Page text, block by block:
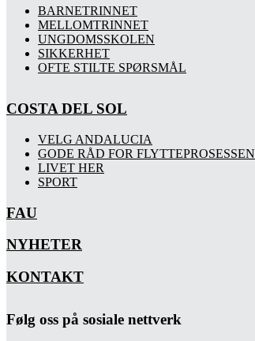
BARNETRINNET
MELLOMTRINNET
UNGDOMSSKOLEN
SIKKERHET
OFTE STILTE SPØRSMÅL
COSTA DEL SOL
VELG ANDALUCIA
GODE RÅD FOR FLYTTEPROSESSEN
LIVET HER
SPORT
FAU
NYHETER
KONTAKT
Følg oss på sosiale nettverk